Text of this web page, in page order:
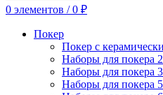
0 элементов / 0 ₽
Покер
Покер с
Наборы для покера
Наборы для покера
Наборы для покера